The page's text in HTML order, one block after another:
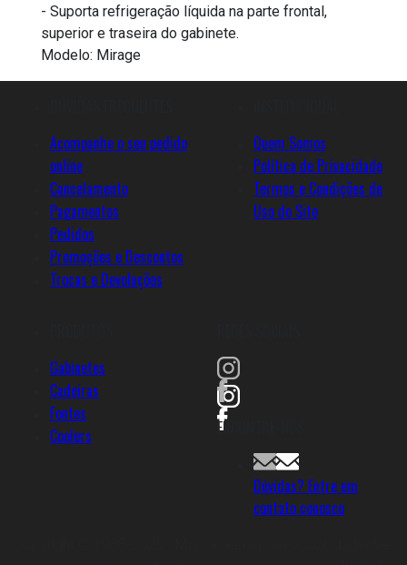
- Suporta refrigeração líquida na parte frontal,
superior e traseira do gabinete.
Modelo: Mirage
Acompanhe o seu pedido
online
Cancelamento
Pagamentos
Pedidos
Promoções e Descontos
Trocas e Devoluções
Quem Somos
Política de Privacidade
Termos e Condições de
Uso do Site
Gabinetes
Cadeiras
Fontes
Coolers
ENCONTRE-NOS
Dúvidas? Entre em
contato conosco